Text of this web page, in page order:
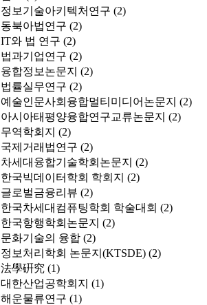
정보기술아키텍처연구 (2)
동북아법연구 (2)
IT와 법 연구 (2)
법과기업연구 (2)
융합정보논문지 (2)
법률실무연구 (2)
예술인문사회융합멀티미디어논문지 (2)
아시아태평양융합연구교류논문지 (2)
무역학회지 (2)
국제거래법연구 (2)
차세대융합기술학회논문지 (2)
한국빅데이터학회 학회지 (2)
글로벌금융리뷰 (2)
한국차세대컴퓨팅학회 학술대회 (2)
한국항행학회논문지 (2)
문화기술의 융합 (2)
정보처리학회 논문지(KTSDE) (2)
法學硏究 (1)
대한산업공학회지 (1)
해운물류연구 (1)